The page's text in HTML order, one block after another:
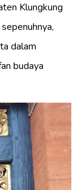
Klungkung
dalam
budaya